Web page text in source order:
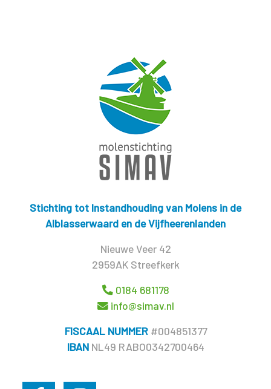
Stichting tot Instandhouding van Molens in de
Alblasserwaard en de Vijfheerenlanden
Nieuwe Veer 42
2959AK Streefkerk
0184 681178
info@simav.nl
FISCAAL NUMMER#004851377
IBAN NL49 RABO0342700464